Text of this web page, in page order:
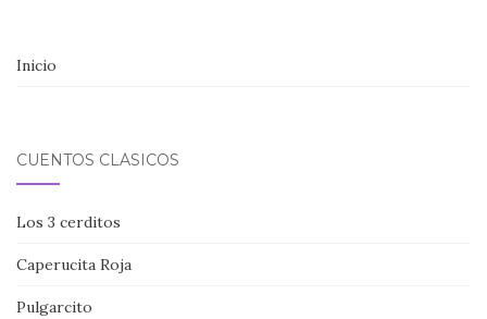
Inicio
CUENTOS CLÁSICOS
Los 3 cerditos
Caperucita Roja
Pulgarcito